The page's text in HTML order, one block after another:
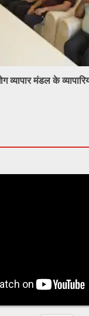
व्यापार मंडल के